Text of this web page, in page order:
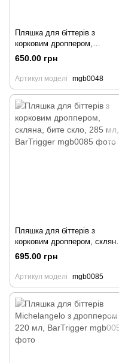
Пляшка для біттерів з
корковим дроппером,
скляний, 90 мл, BarTrigger
650.00 грн
Артикул моделі mgb0048
Пляшка для біттерів з
корковим дроппером, скляна,
бите скло, 285 мл, BarTrigger
695.00 грн
Артикул моделі mgb0085